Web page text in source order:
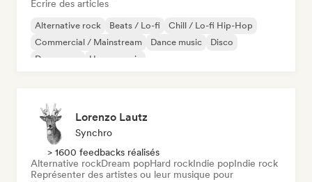
Écrire des articles
Alternative rock Beats / Lo-fi
Chill / Lo-fi Hip-Hop
Commercial / Mainstream
Dance music
Disco
Dream pop
House music
Lorenzo Lautz
Synchro
> 1600 feedbacks réalisés
Alternative rockDream popHard rockIndie popIndie rock
Représenter des artistes ou leur musique pour